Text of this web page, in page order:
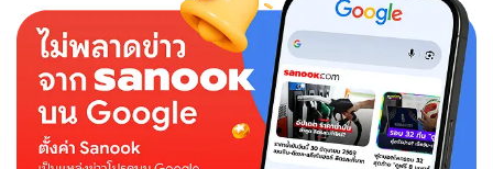
เจ้าของ
ร้าน
ราย
หลัก
แสน